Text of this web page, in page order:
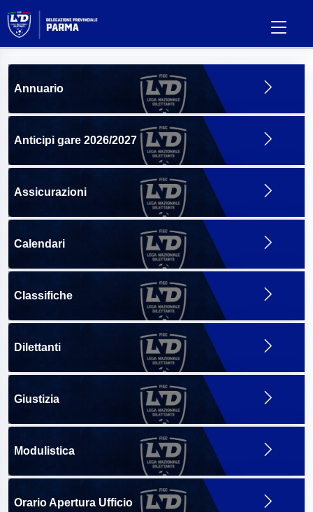
Annuario
Anticipi gare 2026/2027
Assicurazioni
Calendari
Classifiche
Dilettanti
Giustizia
Modulistica
Orario Apertura Ufficio